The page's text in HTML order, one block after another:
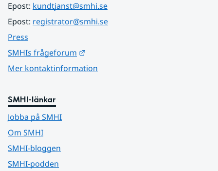
Epost: kundtjanst@smhi.se
Epost: registrator@smhi.se
Press
SMHIs frågeforum
Mer kontaktinformation
SMHI-länkar
Jobba på SMHI
Om SMHI
SMHI-bloggen
SMHI-podden